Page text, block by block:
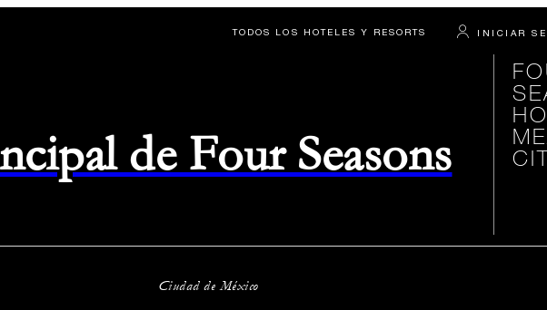
TODOS LOS HOTELES Y RESORTS INICIAR
de Four Seasons
Ciudad de México